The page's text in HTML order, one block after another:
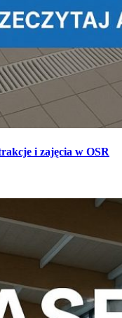
i zajęcia w OSR